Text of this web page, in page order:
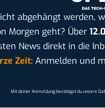
abgehängt werden,
Morgen geht? Über
News direkt in die
Zeit:Anmelden und
Mit deiner Anmeldung bestätigst du unsere